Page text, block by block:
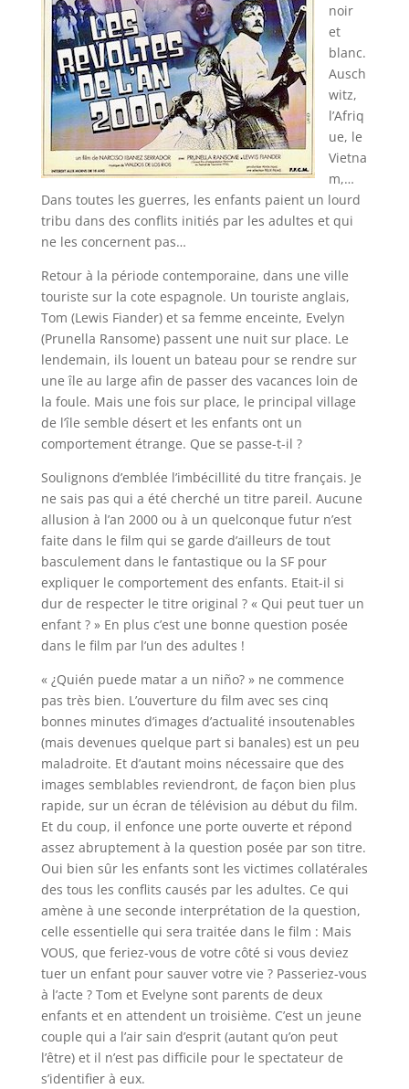
noir
et
blanc.
Ausch
witz,
l’Afriq
ue, le
Vietna
m,…
Dans toutes les guerres, les enfants paient un lourd
tribu dans des conflits initiés par les adultes et qui
ne les concernent pas…
Retour à la période contemporaine, dans une ville
touriste sur la cote espagnole. Un touriste anglais,
Tom (Lewis Fiander) et sa femme enceinte, Evelyn
(Prunella Ransome) passent une nuit sur place. Le
lendemain, ils louent un bateau pour se rendre sur
une île au large afin de passer des vacances loin de
la foule. Mais une fois sur place, le principal village
de l’île semble désert et les enfants ont un
comportement étrange. Que se passe-t-il ?
Soulignons d’emblée l’imbécillité du titre français. Je
ne sais pas qui a été cherché un titre pareil. Aucune
allusion à l’an 2000 ou à un quelconque futur n’est
faite dans le film qui se garde d’ailleurs de tout
basculement dans le fantastique ou la SF pour
expliquer le comportement des enfants. Etait-il si
dur de respecter le titre original ? « Qui peut tuer un
enfant ? » En plus c’est une bonne question posée
dans le film par l’un des adultes !
« ¿Quién puede matar a un niño? » ne commence
pas très bien. L’ouverture du film avec ses cinq
bonnes minutes d’images d’actualité insoutenables
(mais devenues quelque part si banales) est un peu
maladroite. Et d’autant moins nécessaire que des
images semblables reviendront, de façon bien plus
rapide, sur un écran de télévision au début du film.
Et du coup, il enfonce une porte ouverte et répond
assez abruptement à la question posée par son titre.
Oui bien sûr les enfants sont les victimes collatérales
des tous les conflits causés par les adultes. Ce qui
amène à une seconde interprétation de la question,
celle essentielle qui sera traitée dans le film : Mais
VOUS, que feriez-vous de votre côté si vous deviez
tuer un enfant pour sauver votre vie ? Passeriez-vous
à l’acte ? Tom et Evelyne sont parents de deux
enfants et en attendent un troisième. C’est un jeune
couple qui a l’air sain d’esprit (autant qu’on peut
l’être) et il n’est pas difficile pour le spectateur de
s’identifier à eux.